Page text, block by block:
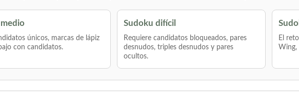
únicos, marcas de lápiz
con candidatos.
Sudoku difícil
Requiere candidatos bloqueados, pares
desnudos, triples desnudos y pares
ocultos.
El
Wing,